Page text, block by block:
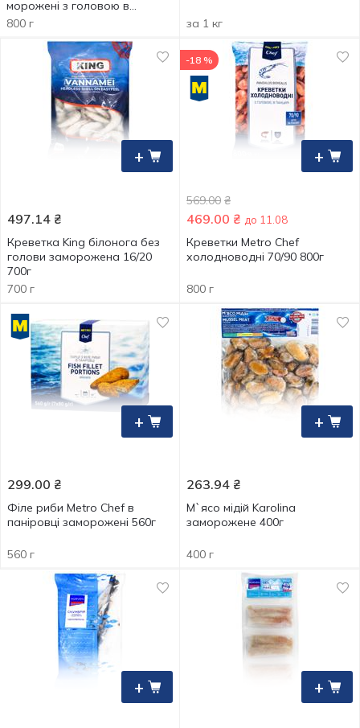
морожені з головою в
панцирі 90/120 800г
800 г за 1 кг
+
497.14 ₴
Креветка King білонога без
голови заморожена 16/20
700г
700 г
+
-18 %
569.00 ₴
469.00 ₴ до 11.08
Креветки Metro Chef
холодноводні 70/90 800г
800 г
+
299.00 ₴
Філе риби Metro Chef в
паніровці заморожені 560г
560 г
+
263.94 ₴
М`ясо мідій Karolina
заморожене 400г
400 г
+ +